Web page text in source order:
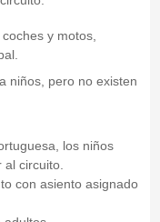
y motos,
niños, pero no existen
los niños
circuito.
con asiento asignado